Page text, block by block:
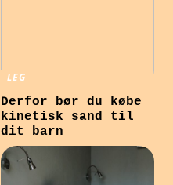
LEG
Derfor bør du købe
kinetisk sand til
dit barn